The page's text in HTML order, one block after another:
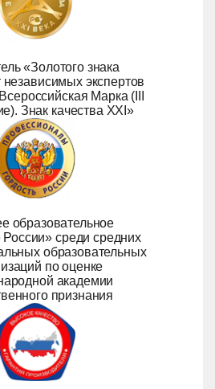
«Золотого знака
независимых экспертов
Марка (III
Знак качества ХХI»
образовательное
среди средних
образовательных
по оценке
академии
признания